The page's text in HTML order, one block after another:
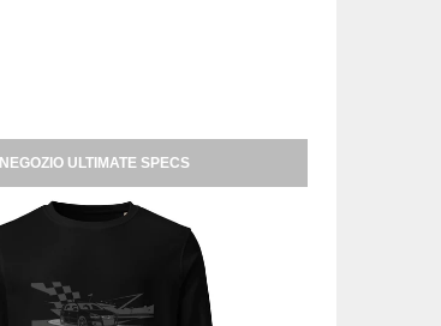
NEGOZIO ULTIMATE SPECS